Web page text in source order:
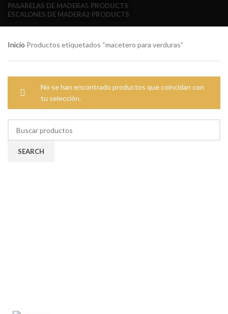
PASARELAS DE MADERA5 PRODUCTS
ESCALONES DE MADERA2 PRODUCTS
Inicio Productos etiquetados “macetero para verduras”
No se han encontrado productos que coincidan con
tu selección.
SEARCH